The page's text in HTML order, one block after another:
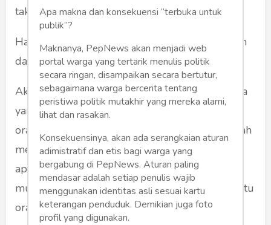
tak pandai berorasi.
Hari ini ia disukai, esok ia mungkin telah disapih
dari pikiran khalayak.
Akan tetapi, dari semua kecenderungan itu, ada
yang sama: rakyat banyak tak akan suka pada
orang yang dizalimi. Itulah sebabnya, kisah-kisah
mengharukan di media sosial begitu viral, dan
apabila itu menyangkut nasib manusia, begitu
mudah mengumpulkan donasi untuk membantu
orang-orang terzalimi.
Apa makna dan konsekuensi “terbuka untuk
publik”?
Maknanya, PepNews akan menjadi web
portal warga yang tertarik menulis politik
secara ringan, disampaikan secara bertutur,
sebagaimana warga bercerita tentang
peristiwa politik mutakhir yang mereka alami,
lihat dan rasakan.
Konsekuensinya, akan ada serangkaian aturan
adimistratif dan etis bagi warga yang
bergabung di PepNews. Aturan paling
mendasar adalah setiap penulis wajib
menggunakan identitas asli sesuai kartu
keterangan penduduk. Demikian juga foto
profil yang digunakan.